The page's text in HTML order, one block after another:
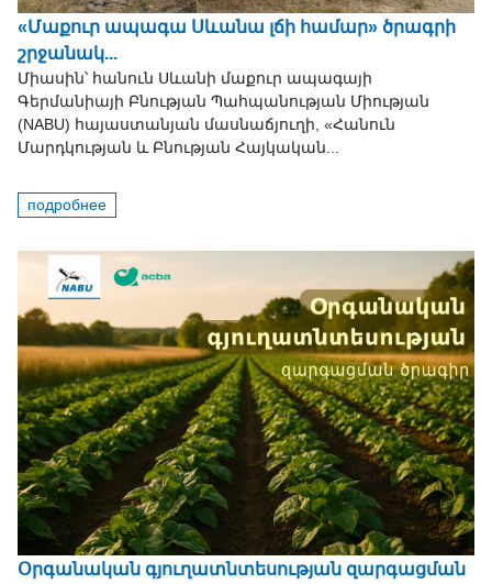
«Մաքուր ապագա Սևանա լճի համար» ծրագրի
շրջանակ...
Միասին՝ հանուն Սևանի մաքուր ապագայի
Գերմանիայի Բնության Պահպանության Միության
(NABU) հայաստանյան մասնաճյուղի, «Հանուն
Մարդկության և Բնության Հայկական...
подробнее
Օրգանական գյուղատնտեսության զարգացման